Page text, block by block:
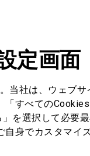
定画面
当社は、ウェブ
すべての
を選択して必要
身でカスタマイ
10% ~ 90% RH